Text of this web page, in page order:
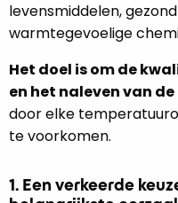
levensmiddelen,
warmtegevoelige
Het doel is om de
en het naleven van
door elke
te voorkomen.
1. Een verkeerde